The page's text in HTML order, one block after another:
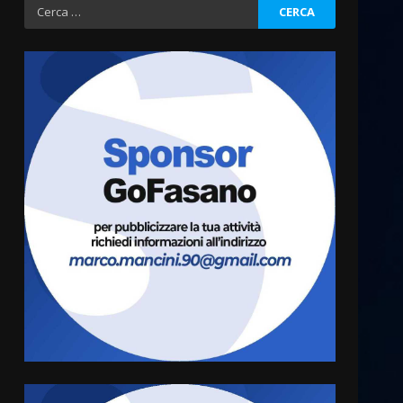
Ricerca
per:
La magia del Minareto e la
prima assoluta de “L’Albergo
Belvedere. Il rapimento”
6 Agosto 2026 06:15
4
Serie D, l’Us Fasano è
escluso dal campionato
5 Agosto 2026 17:30
5
Truffatori in azione nelle
frazioni fasanesi